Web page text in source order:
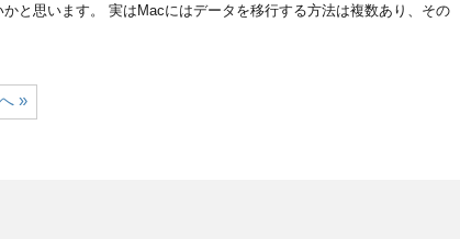
と思います。 実はMacにはデータを移行する方法は複数あり、その
»